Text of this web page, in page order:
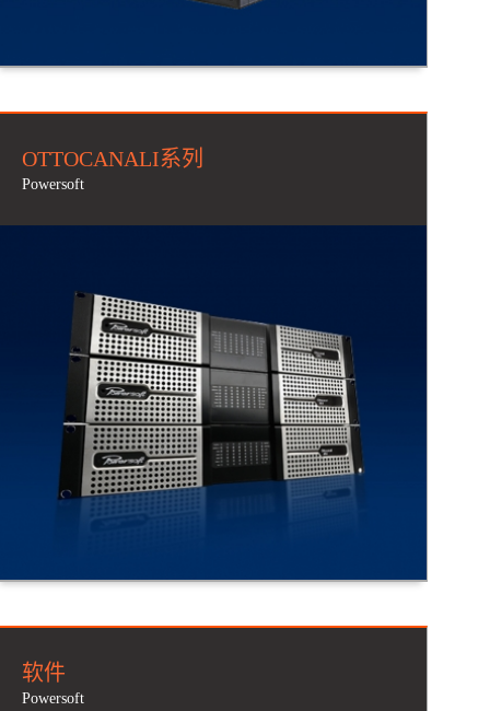
OTTOCANALI系列
Powersoft
软件
Powersoft